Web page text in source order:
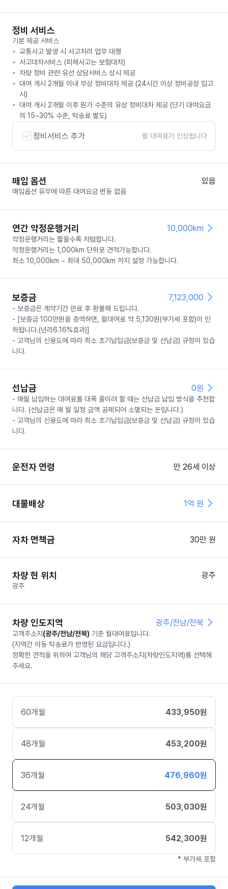
정비 서비스
기본 제공 서비스
교통사고 발생 시 사고처리 업무 대행
사고대차서비스 (피해사고는 보험대차)
차량 정비 관련 유선 상담서비스 상시 제공
대여 개시 2개월 이내 무상 정비대차 제공 (24시간 이상 정비공장 입고
시)
대여 개시 2개월 이후 원가 수준의 유상 정비대차 제공 (단기 대여요금
의 15~30% 수준, 탁송료 별도)
정비서비스 추가 월 대여료가 인상됩니다
매입 옵션 있음
매입옵션 유무에 따른 대여요금 변동 없음
연간 약정운행거리 10,000km
약정운행거리는 짧을수록 저렴합니다.
약정운행거리는 1,000km 단위로 견적가능합니다.
최소 10,000km ~ 최대 50,000km 까지 설정 가능합니다.
보증금 7,123,000
- 보증금은 계약기간 만료 후 환불해 드립니다.
- [보증금 100만원을 증액하면, 월대여료 약 5,130원(부가세 포함)이 인
하됩니다.(년리6.16%효과)]
- 고객님의 신용도에 따라 최소 초기납입금(보증금 및 선납금) 규정이 있습
니다.
선납금 0원
- 매월 납입하는 대여료를 대폭 줄이려 할 때는 선납금 납입 방식을 추천합
니다. (선납금은 매 월 일정 금액 공제되어 소멸되는 돈입니다.)
- 고객님의 신용도에 따라 최소 초기납입금(보증금 및 선납금) 규정이 있습
니다.
운전자 연령 만 26세 이상
대물배상 1억 원
자차 면책금 30만 원
차량 현 위치 광주
광주
차량 인도지역 광주/전남/전북
고객주소지 (광주/전남/전북) 기준 월대여료입니다.
(지역간 이동 탁송료가 반영된 요금입니다.)
정확한 견적을 위하여 고객님의 해당 고객주소지(차량인도지역)를 선택해
주세요.
60개월 433,950원
48개월 453,200원
36개월 476,960원
24개월 503,030원
12개월 542,300원
* 부가세 포함